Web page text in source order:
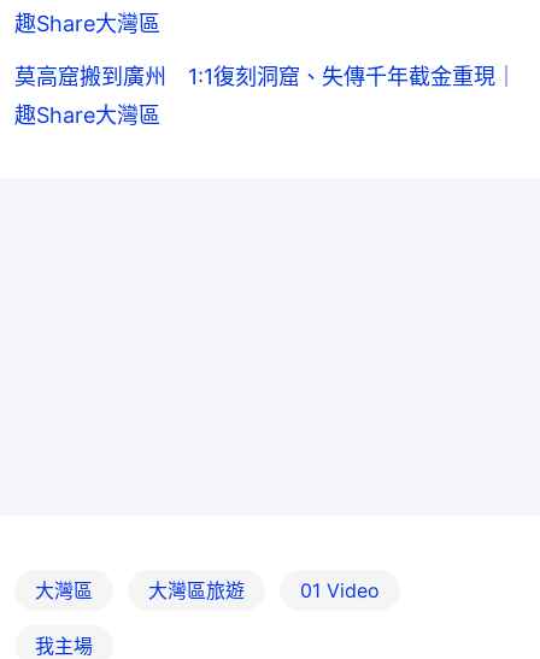
趣Share大灣區
莫高窟搬到廣州 1:1復刻洞窟、失傳千年截金重現｜
趣Share大灣區
大灣區 大灣區旅遊 01 Video
我主場